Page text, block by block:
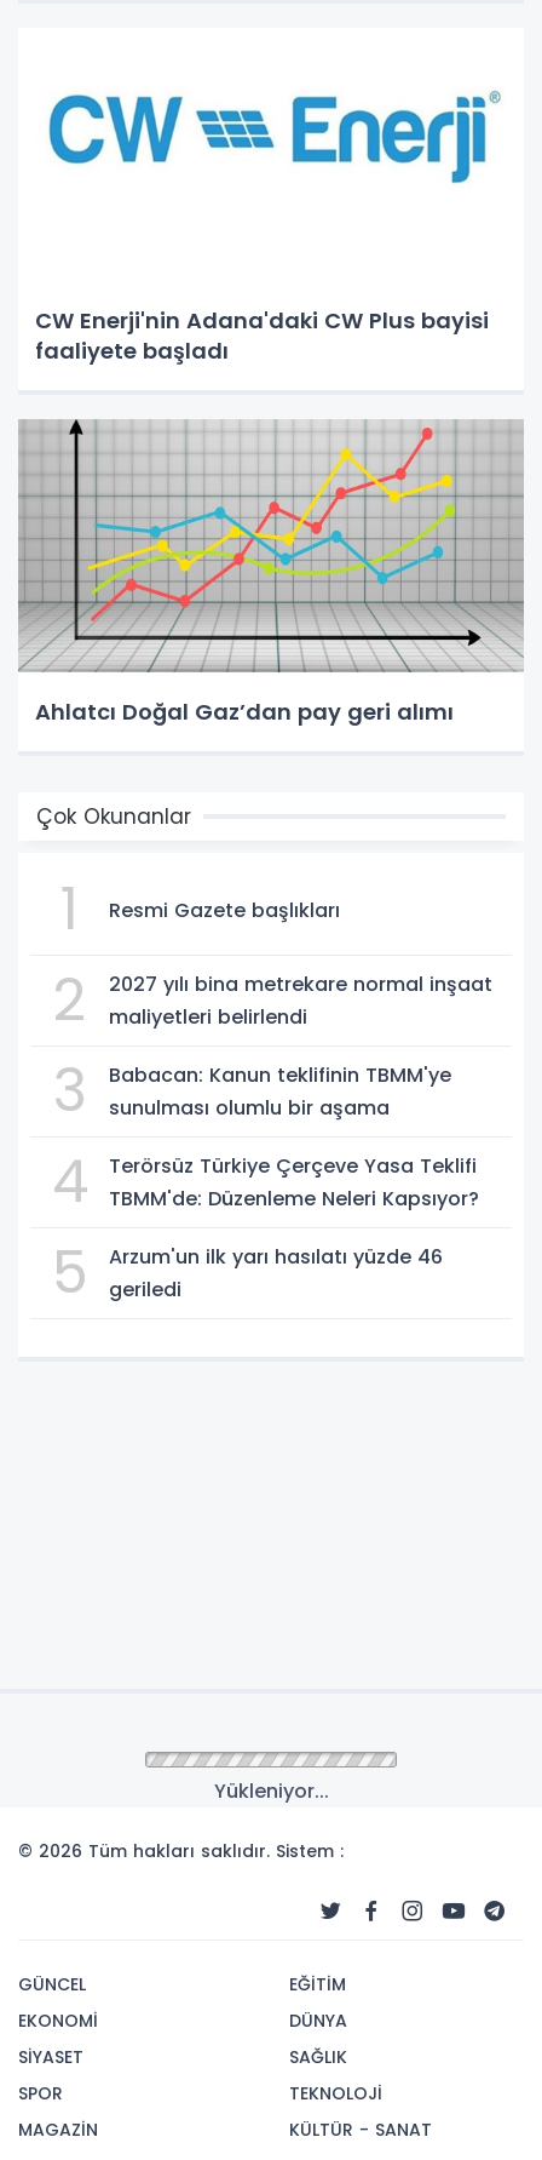
CW Enerji'nin Adana'daki CW Plus bayisi
faaliyete başladı
Ahlatcı Doğal Gaz’dan pay geri alımı
Çok Okunanlar
1 Resmi Gazete başlıkları
2
2027 yılı bina metrekare normal inşaat
maliyetleri belirlendi
3
Babacan: Kanun teklifinin TBMM'ye
sunulması olumlu bir aşama
4
Terörsüz Türkiye Çerçeve Yasa Teklifi
TBMM'de: Düzenleme Neleri Kapsıyor?
5
Arzum'un ilk yarı hasılatı yüzde 46
geriledi
Yükleniyor...
© 2026 Tüm hakları saklıdır. Sistem :
GÜNCEL
EKONOMİ
SİYASET
SPOR
MAGAZİN
EĞİTİM
DÜNYA
SAĞLIK
TEKNOLOJİ
KÜLTÜR - SANAT